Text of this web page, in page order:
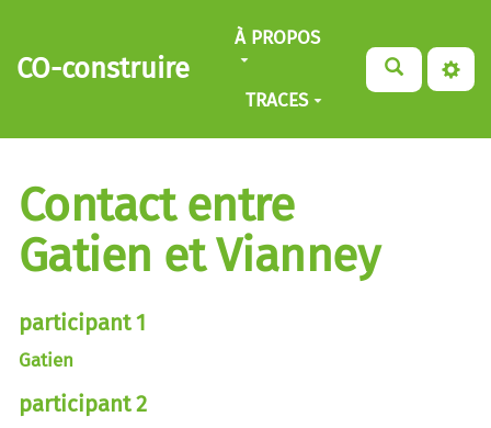
Aller au contenu principal
CO-construire
À PROPOS
TRACES
Contact entre
Gatien et Vianney
participant 1
Gatien
participant 2